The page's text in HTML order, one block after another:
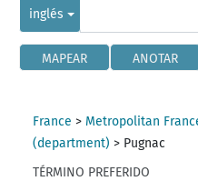
inglés
MAPEAR ANOTAR
France > Metropolitan
(department) > Pugnac
TÉRMINO PREFERIDO